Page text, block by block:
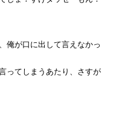
俺が口に出して言えなかっ
ってしまうあたり、さすが